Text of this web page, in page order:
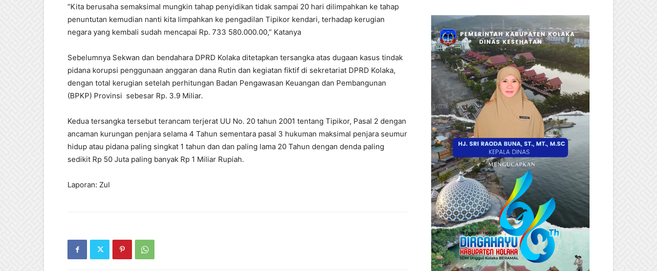
“Kita berusaha semaksimal mungkin tahap penyidikan tidak sampai 20 hari dilimpahkan ke tahap
penuntutan kemudian nanti kita limpahkan ke pengadilan Tipikor kendari, terhadap kerugian
negara yang kembali sudah mencapai Rp. 733 580.000.00,” Katanya
Sebelumnya Sekwan dan bendahara DPRD Kolaka ditetapkan tersangka atas dugaan kasus tindak
pidana korupsi penggunaan anggaran dana Rutin dan kegiatan fiktif di sekretariat DPRD Kolaka,
dengan total kerugian setelah perhitungan Badan Pengawasan Keuangan dan Pembangunan
(BPKP) Provinsi sebesar Rp. 3.9 Miliar.
Kedua tersangka tersebut terancam terjerat UU No. 20 tahun 2001 tentang Tipikor, Pasal 2 dengan
ancaman kurungan penjara selama 4 Tahun sementara pasal 3 hukuman maksimal penjara seumur
hidup atau pidana paling singkat 1 tahun dan dan paling lama 20 Tahun dengan denda paling
sedikit Rp 50 Juta paling banyak Rp 1 Miliar Rupiah.
Laporan: Zul